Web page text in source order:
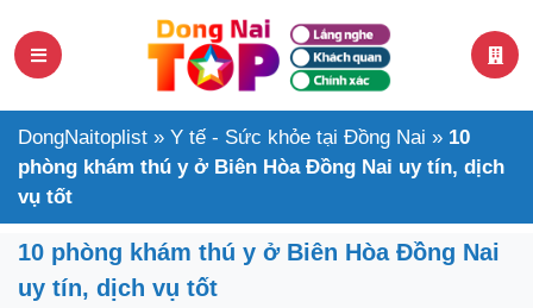
DongNaitoplist » Y tế - Sức khỏe tại Đồng Nai » 10
phòng khám thú y ở Biên Hòa Đồng Nai uy tín, dịch
vụ tốt
10 phòng khám thú y ở Biên Hòa Đồng Nai
uy tín, dịch vụ tốt